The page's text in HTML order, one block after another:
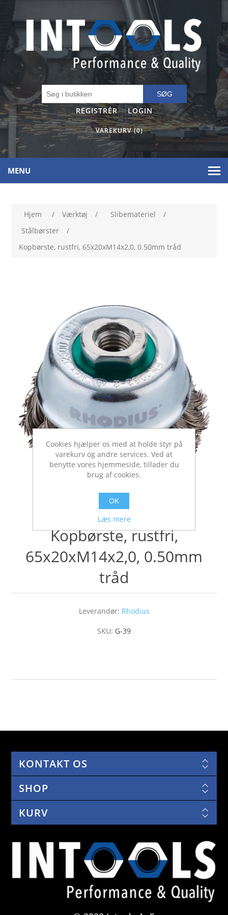
SØG
REGISTRÉR LOGIN
VAREKURV (0)
MENU
Hjem / Værktøj / Slibemateriel
/
Stålbørster
/
Kopbørste, rustfri, 65x20xM14x2,0, 0.50mm tråd
Kopbørste, rustfri,
65x20xM14x2,0, 0.50mm
tråd
Leverandør: Rhodius
SKU: G-39
KONTAKT OS
SHOP
KURV
Cookies hjælper os med at holde styr på
varekurv og andre services. Ved at
benytte vores hjemmeside, tillader du
brug af cookies.
OK
Læs mere